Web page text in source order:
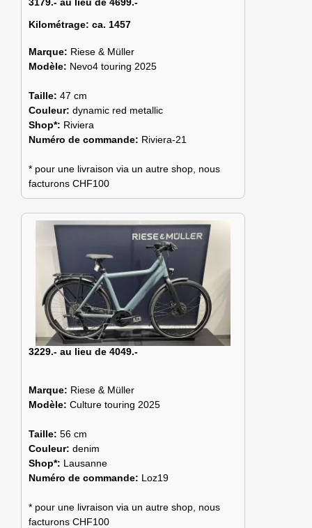
Kilométrage: ca. 1457
Marque: Riese & Müller
Modèle: Nevo4 touring 2025
Taille: 47 cm
Couleur: dynamic red metallic
Shop*: Riviera
Numéro de commande: Riviera-21
* pour une livraison via un autre shop, nous
facturons CHF100
3229.- au lieu de 4049.-
Marque: Riese & Müller
Modèle: Culture touring 2025
Taille: 56 cm
Couleur: denim
Shop*: Lausanne
Numéro de commande: Loz19
* pour une livraison via un autre shop, nous
facturons CHF100